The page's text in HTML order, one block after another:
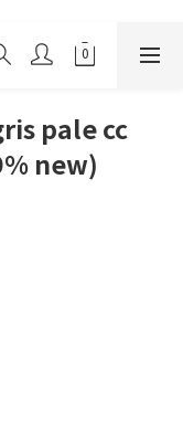
pale cc
new)